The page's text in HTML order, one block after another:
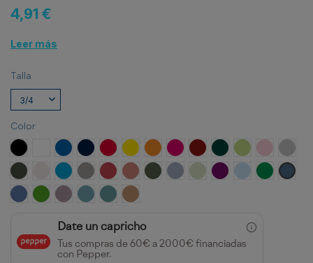
4,91 €
Leer más
Talla
Color
NEGRO BLANCOROYAL MARINOROJO AMARILLONARANJAROSETONGRANATEVERDE BOTELLA
VERDE OASIS
ROSAGRIS
PLOMO OSCURO
BLANCO VINTAGE
TURQUESA
OPALO ROJO CRISANTEMO
NARANJA CLAY
VERDE AVENTURA
AZUL ZENVERDE MIST
PURPURACELESTEVERDE
AZUL RIVIERA
VERDE GRASS
LAVANDAAZUL LAVADO
AZUL DUSTYNARANJA GREEK
Date un capricho
Tus compras de 60€ a 2000€ financiadas
con Pepper.